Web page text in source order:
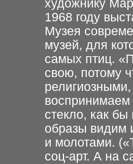
художнику
1968 году
Музея
музей, для
самых птиц.
свою, потому
воспринимаем
стекло, как
образы видим
и молотами.
соц-арт. А на